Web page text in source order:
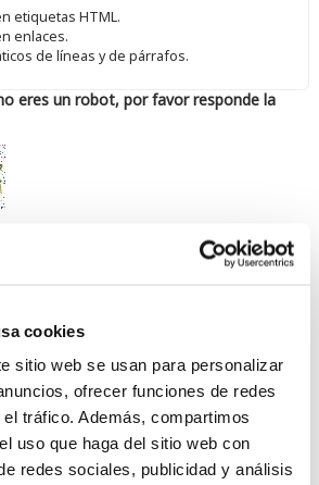
cookies
sitio web se usan para personalizar
ofrecer funciones de redes
tráfico. Además, compartimos
uso que haga del sitio web con
redes sociales, publicidad y análisis
etiquetas HTML.
enlaces.
de líneas y de párrafos.
eres un robot, por favor responde la